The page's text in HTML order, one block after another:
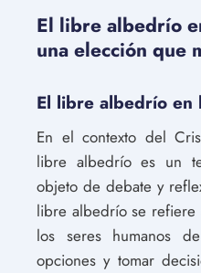
El libre albedrío
una elección que
El libre albedrío en
En el contexto del
libre albedrío es un
objeto de debate y
libre albedrío se refiere
los seres humanos
opciones y tomar